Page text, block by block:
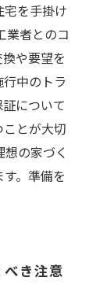
を手掛け
業者とのコ
や要望を
中のトラ
について
とが大切
の家づく
。準備を
き注意